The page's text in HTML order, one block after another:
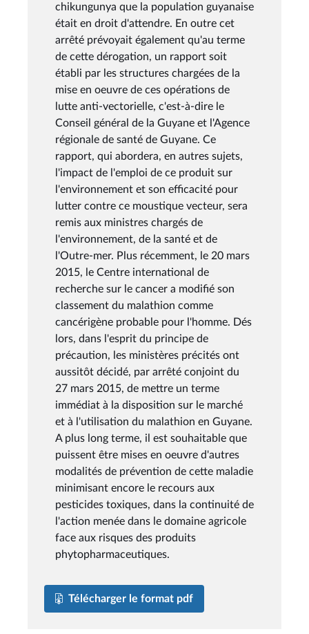
chikungunya que la population guyanaise
était en droit d'attendre. En outre cet
arrêté prévoyait également qu'au terme
de cette dérogation, un rapport soit
établi par les structures chargées de la
mise en oeuvre de ces opérations de
lutte anti-vectorielle, c'est-à-dire le
Conseil général de la Guyane et l'Agence
régionale de santé de Guyane. Ce
rapport, qui abordera, en autres sujets,
l'impact de l'emploi de ce produit sur
l'environnement et son efficacité pour
lutter contre ce moustique vecteur, sera
remis aux ministres chargés de
l'environnement, de la santé et de
l'Outre-mer. Plus récemment, le 20 mars
2015, le Centre international de
recherche sur le cancer a modifié son
classement du malathion comme
cancérigène probable pour l'homme. Dés
lors, dans l'esprit du principe de
précaution, les ministères précités ont
aussitôt décidé, par arrêté conjoint du
27 mars 2015, de mettre un terme
immédiat à la disposition sur le marché
et à l'utilisation du malathion en Guyane.
A plus long terme, il est souhaitable que
puissent être mises en oeuvre d'autres
modalités de prévention de cette maladie
minimisant encore le recours aux
pesticides toxiques, dans la continuité de
l'action menée dans le domaine agricole
face aux risques des produits
phytopharmaceutiques.
Télécharger le format pdf